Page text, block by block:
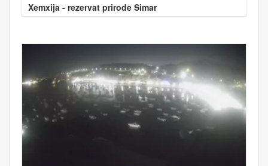
Xemxija - rezervat prirode Simar